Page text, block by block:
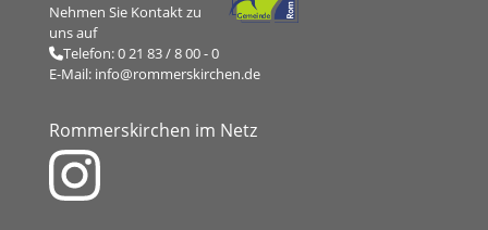
Nehmen Sie Kontakt zu
uns auf
Telefon:0 21 83 / 8 00 - 0
E-Mail: info@rommerskirchen.de
Rommerskirchen im Netz